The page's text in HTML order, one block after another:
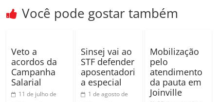
Você pode gostar também
Veto a
acordos da
Campanha
Salarial
11 de julho de
Sinsej vai ao
STF defender
aposentadori
a especial
1 de agosto de
Mobilização
pelo
atendimento
da pauta em
Joinville